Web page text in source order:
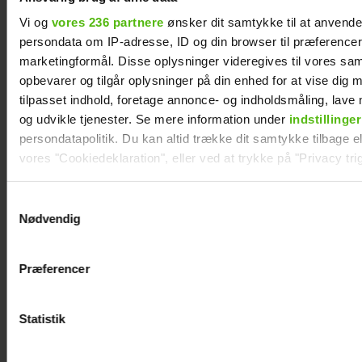
Vi og vores 236 partnere ønsker dit samtykke til at
persondata om IP-adresse, ID og din browser til
marketingformål. Disse oplysninger videregives til vores
opbevarer og tilgår oplysninger på din enhed for at vise dig
tilpasset indhold, foretage annonce- og indholdsmåling, lave
og udvikle tjenester. Se mere information under indstillinger
persondatapolitik. Du kan altid trække dit samtykke tilbage
vores "Cookiedeklaration", eller ved at trykke på "Privacy
Vi anvender egne cookies og cookies fra tredjeparter til at
generere statistik og huske dine præferencer samt til brug
Nødvendig
Præferencer
Statistik
kysse en mand
Efter lang pause: Nu bryder Jackie Navarro